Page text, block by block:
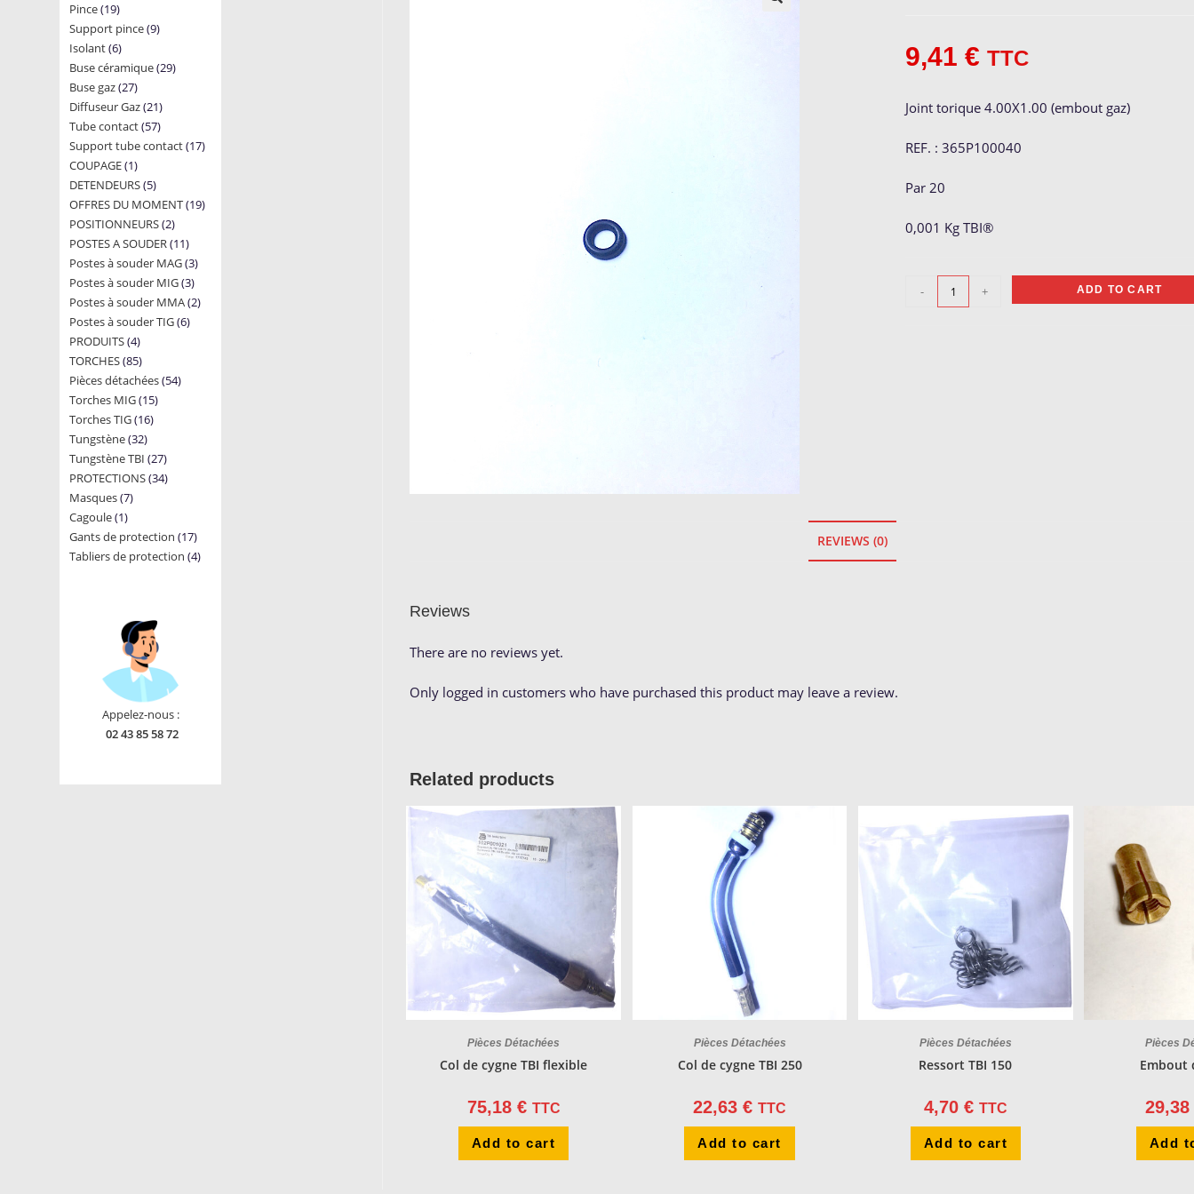
9,41€ TTC
Joint torique 4.00X1.00 (embout gaz)
REF. : 365P100040
Par 20
0,001 Kg TBI®
torique
- + ADD TO CART
REVIEWS (0)
Reviews
There are no reviews yet.
Only logged in customers who have purchased this product may leave a review.
Related products
Pièces Détachées
Col de cygne TBI flexible
75,18 € TTC
Add to cart
Pièces Détachées
Col de cygne TBI 250
22,63 € TTC
Add to cart
Pièces Détachées
Ressort TBI 150
4,70 € TTC
Add to cart
Pièces
Embout
29,38
Add
Pince 1919
products
Support pince 99
Isolant 66
products
Buse céramique 2929
Buse gaz 2727
products
Diffuseur Gaz 2121
products
Tube contact 5757
products
Support tube contact 1717
COUPAGE 11
product
DETENDEURS 55
products
OFFRES DU MOMENT 1919
POSITIONNEURS 22
products
POSTES A SOUDER 1111
products
Postes à souder MAG 33
products
Postes à souder MIG 33
products
Postes à souder MMA 22
Postes à souder TIG 66
PRODUITS 44
products
TORCHES 8585
products
Pièces détachées 5454
Torches MIG 1515
Torches TIG 1616
Tungstène 3232
products
Tungstène TBI 2727
products
PROTECTIONS 3434
Masques 77
Cagoule 11
product
Gants de protection 1717
products
Tabliers de protection 44
Appelez-nous :
02 43 85 58 72